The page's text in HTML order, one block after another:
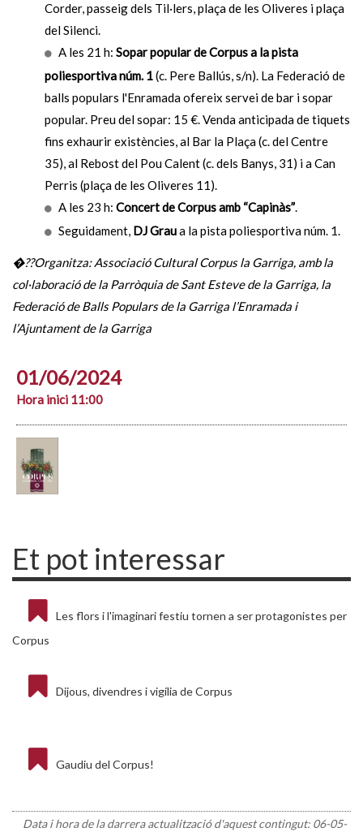
Corder, passeig dels Til·lers, plaça de les Oliveres i plaça
del Silenci.
A les 21 h: Sopar popular de Corpus a lapista
poliesportiva núm. 1(c. Pere Ballús, s/n). La Federació de
balls populars l'Enramada ofereix servei de bar i sopar
popular. Preu del sopar: 15 €. Venda anticipada de tiquets
fins exhaurir existències, al Bar la Plaça (c. del Centre
35), al Rebost del Pou Calent (c. dels Banys, 31) i a Can
Perris (plaça de les Oliveres 11).
A les 23 h: Concert de Corpusamb “Capinàs”.
Seguidament, DJ Graua la pista poliesportiva núm. 1.
�??Organitza: Associació Cultural Corpus la Garriga, amb la
col·laboració de la Parròquia de Sant Esteve de la Garriga, la
Federació de Balls Populars de la Garriga l’Enramada i
l’Ajuntament de la Garriga
01/06/2024
Hora inici 11:00
Et pot interessar
Les flors i l'imaginari festiu tornen a ser protagonistes per
Corpus
Dijous, divendres i vigília de Corpus
Gaudiu del Corpus!
Data i hora de la darrera actualització d'aquest contingut: 06-05-